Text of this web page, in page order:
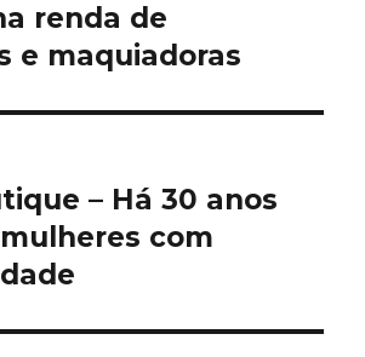
renda de
e maquiadoras
– Há 30 anos
com